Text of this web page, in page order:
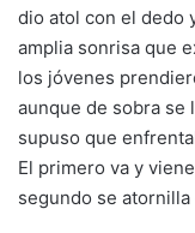
dio atol con el dedo
amplia sonrisa que
los jóvenes
aunque de sobra se
supuso que
El primero va y
segundo se atornilla